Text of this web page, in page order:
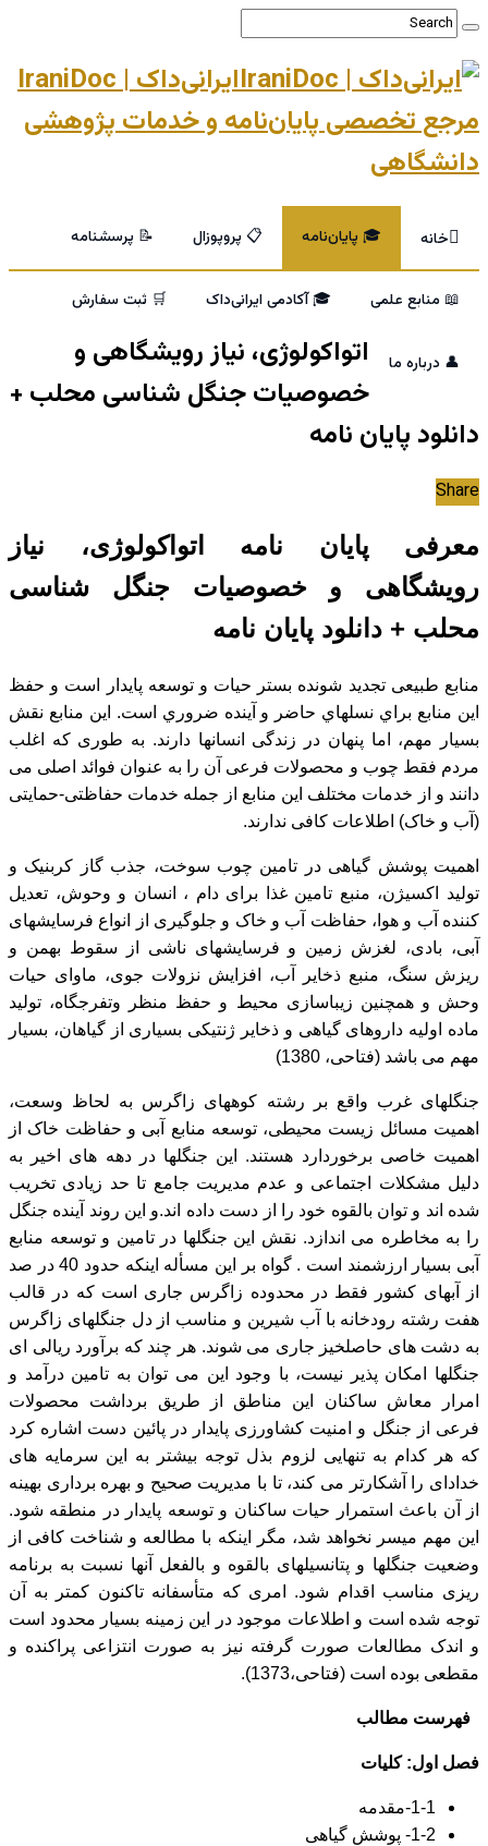
ایرانی‌داک | IraniDoc
مرجع تخصصی پایان‌نامه و خدمات پژوهشی
دانشگاهی
خانه 🎓 پایان‌نامه 📋 پروپوزال 📝 پرسشنامه
📖 منابع علمی 🎓 آکادمی ایرانی‌داک 🛒 ثبت سفارش
👤 درباره ما
اتواکولوژی، نیاز رویشگاهی و
خصوصیات جنگل شناسی محلب +
دانلود پایان نامه
Share
معرفی پایان نامه اتواکولوژی، نیاز
رویشگاهی و خصوصیات جنگل شناسی
محلب + دانلود پایان نامه
منابع طبیعی تجدید شونده بستر حیات و توسعه پایدار است و حفظ
اين منابع براي نسلهاي حاضر و آينده ضروري است. این منابع نقش
بسیار مهم، اما پنهان در زندگی انسانها دارند. به طوری که اغلب
مردم فقط چوب و محصولات فرعی آن را به عنوان فوائد اصلی می
دانند و از خدمات مختلف این منابع از جمله خدمات حفاظتی-حمایتی
(آب و خاک) اطلاعات کافی ندارند.
اهمیت پوشش گیاهی در تامین چوب سوخت، جذب گاز کربنیک و
تولید اکسیژن، منبع تامین غذا برای دام ، انسان و وحوش، تعدیل
کننده آب و هوا، حفاظت آب و خاک و جلوگیری از انواع فرسایشهای
آبی، بادی، لغزش زمین و فرسایشهای ناشی از سقوط بهمن و
ریزش سنگ، منبع ذخایر آب، افزایش نزولات جوی، ماوای حیات
وحش و همچنین زیباسازی محیط و حفظ منظر وتفرجگاه، تولید
ماده اولیه داروهای گیاهی و ذخایر ژنتیکی بسیاری از گیاهان، بسیار
مهم می باشد (فتاحی، 1380)
جنگلهای غرب واقع بر رشته کوههای زاگرس به لحاظ وسعت،
اهمیت مسائل زیست محیطی، توسعه منابع آبی و حفاظت خاک از
اهمیت خاصی برخوردارد هستند. این جنگلها در دهه های اخیر به
دلیل مشکلات اجتماعی و عدم مدیریت جامع تا حد زیادی تخریب
شده اند و توان بالقوه خود را از دست داده اند.و این روند آینده جنگل
را به مخاطره می اندازد. نقش این جنگلها در تامین و توسعه منابع
آبی بسیار ارزشمند است . گواه بر این مسأله اینکه حدود 40 در صد
از آبهای کشور فقط در محدوده زاگرس جاری است که در قالب
هفت رشته رودخانه با آب شیرین و مناسب از دل جنگلهای زاگرس
به دشت های حاصلخیز جاری می شوند. هر چند که برآورد ریالی ای
جنگلها امکان پذیر نیست، با وجود این می توان به تامین درآمد و
امرار معاش ساکنان این مناطق از طریق برداشت محصولات
فرعی از جنگل و امنیت کشاورزی پایدار در پائین دست اشاره کرد
که هر کدام به تنهایی لزوم بذل توجه بیشتر به این سرمایه های
خدادای را آشکارتر می کند، تا با مدیریت صحیح و بهره برداری بهینه
از آن باعث استمرار حیات ساکنان و توسعه پایدار در منطقه شود.
این مهم میسر نخواهد شد، مگر اینکه با مطالعه و شناخت کافی از
وضعیت جنگلها و پتانسیلهای بالقوه و بالفعل آنها نسبت به برنامه
ریزی مناسب اقدام شود. امری که متأسفانه تاکنون کمتر به آن
توجه شده است و اطلاعات موجود در این زمینه بسیار محدود است
و اندک مطالعات صورت گرفته نیز به صورت انتزاعی پراکنده و
مقطعی بوده است (فتاحی،1373).
فهرست مطالب
فصل اول: کلیات
1-1-مقدمه
1-2- پوشش گیاهی